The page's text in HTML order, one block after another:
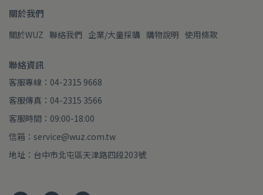
關於我們
關於WUZ 聯絡我們 企業/大量採購 購物說明 使用條款
聯絡資訊
客服專線：04-2315 9668
客服傳真：04-2315 3566
客服時間：09:00-18:00
信箱：service@wuz.com.tw
地址：台中市北屯區天津路四段203號